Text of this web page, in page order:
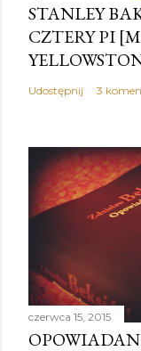
STANLEY
CZTERY PI
Udostępnij 3
czerwca 15, 2015